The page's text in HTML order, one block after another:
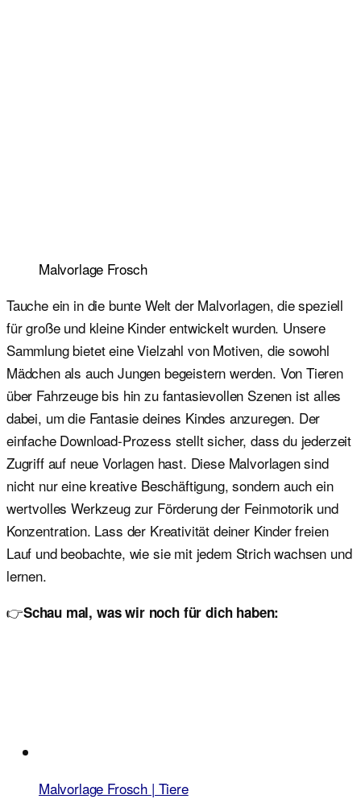
Malvorlage Frosch
Tauche ein in die bunte Welt der Malvorlagen, die speziell
für große und kleine Kinder entwickelt wurden. Unsere
Sammlung bietet eine Vielzahl von Motiven, die sowohl
Mädchen als auch Jungen begeistern werden. Von Tieren
über Fahrzeuge bis hin zu fantasievollen Szenen ist alles
dabei, um die Fantasie deines Kindes anzuregen. Der
einfache Download-Prozess stellt sicher, dass du jederzeit
Zugriff auf neue Vorlagen hast. Diese Malvorlagen sind
nicht nur eine kreative Beschäftigung, sondern auch ein
wertvolles Werkzeug zur Förderung der Feinmotorik und
Konzentration. Lass der Kreativität deiner Kinder freien
Lauf und beobachte, wie sie mit jedem Strich wachsen und
lernen.
👉Schau mal, was wir noch für dich haben:
Malvorlage Frosch | Tiere